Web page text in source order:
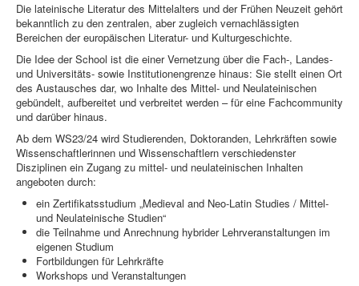
Die lateinische Literatur des Mittelalters und der Frühen Neuzeit gehört
bekanntlich zu den zentralen, aber zugleich vernachlässigten
Bereichen der europäischen Literatur- und Kulturgeschichte.
Die Idee der School ist die einer Vernetzung über die Fach-, Landes-
und Universitäts- sowie Institutionengrenze hinaus: Sie stellt einen Ort
des Austausches dar, wo Inhalte des Mittel- und Neulateinischen
gebündelt, aufbereitet und verbreitet werden – für eine Fachcommunity
und darüber hinaus.
Ab dem WS23/24 wird Studierenden, Doktoranden, Lehrkräften sowie
Wissenschaftlerinnen und Wissenschaftlern verschiedenster
Disziplinen ein Zugang zu mittel- und neulateinischen Inhalten
angeboten durch:
ein Zertifikatsstudium „Medieval and Neo-Latin Studies / Mittel-
und Neulateinische Studien“
die Teilnahme und Anrechnung hybrider Lehrveranstaltungen im
eigenen Studium
Fortbildungen für Lehrkräfte
Workshops und Veranstaltungen